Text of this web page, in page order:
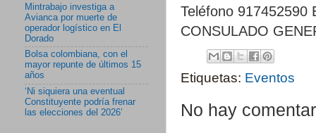
Teléfono 917452590
CONSULADO
Etiquetas: Eventos
No hay
Mintrabajo investiga a
Avianca por muerte de
operador logístico en El
Dorado
Bolsa colombiana, con el
mayor repunte de últimos 15
años
‘Ni siquiera una eventual
Constituyente podría frenar
las elecciones del 2026’